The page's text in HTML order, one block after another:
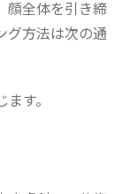
顔全体を引き締
グ方法は次の通
す。